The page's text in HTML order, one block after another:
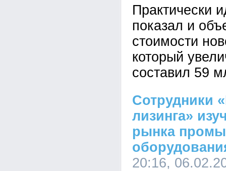
Практически
показал и
стоимости
который
составил 59
Сотрудники
лизинга»
рынка
20:16,